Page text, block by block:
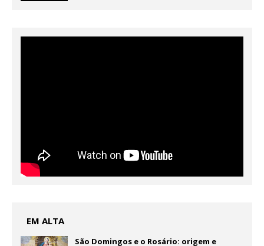
EM ALTA
São Domingos e o Rosário: origem e